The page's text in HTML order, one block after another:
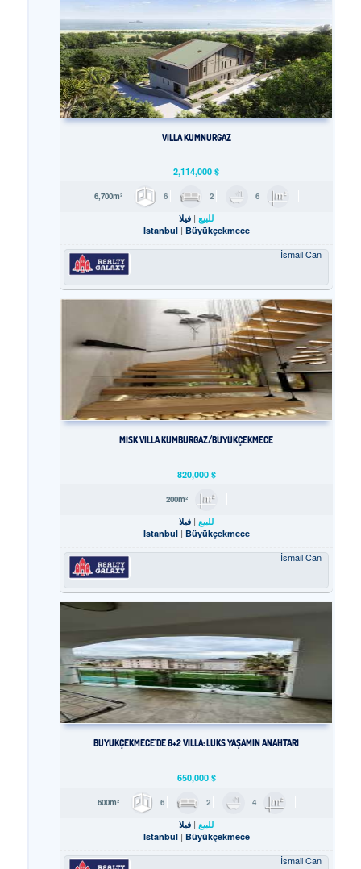
VILLA KUMNURGAZ
$
2,114,000
6,700m²
6 2 6
للبيع
فيلا
Istanbul
Büyükçekmece
İsmail Can
MISK VILLA KUMBURGAZ/BÜYÜKÇEKMECE
$
820,000
200m²
للبيع
فيلا
Istanbul
Büyükçekmece
İsmail Can
​BÜYÜKÇEKMECE`DE 6+2 VILLA: LÜKS YAŞAMIN ANAHTARI
$
650,000
600m²
6 2 4
للبيع
فيلا
Istanbul
Büyükçekmece
İsmail Can